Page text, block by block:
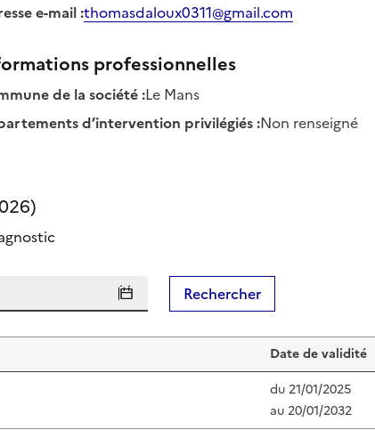
e-mail:thomasdaloux0311@gmail.com
professionnelles
de la société:Le Mans
d’intervention privilégiés:Non renseigné
)
Rechercher
daloux Date de validité
du 21/01/2025
au 20/01/2032